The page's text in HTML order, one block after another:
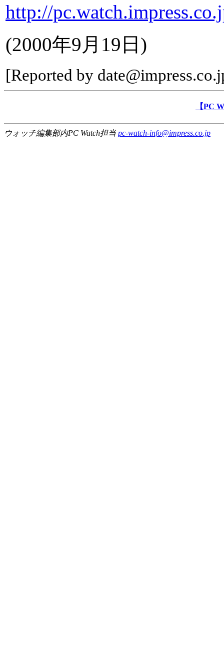
http://
(2000年9月19日)
[Reported by
【PC
ウォッチ編集部内PC Watch担当 pc-watch-info@impress.co.jp